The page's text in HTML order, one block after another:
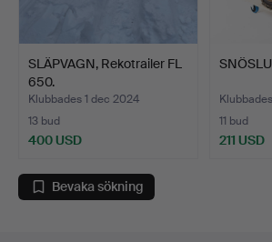
SLÄPVAGN, Rekotrailer FL
650.
Klubbades 1 dec 2024
13 bud
400 USD
11 bud
211 USD
Bevaka sökning